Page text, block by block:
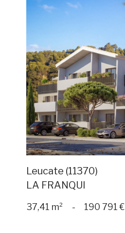
Leucate (11370)
LA FRANQUI
37,41 m² - 190 791 €